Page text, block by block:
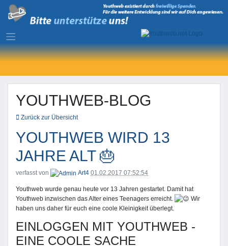
YOUTHWEB-BLOG
Zurück zur Übersicht
YOUTHWEB WIRD 13
JAHRE ALT 🎂
verfasst von Art4 01.02.2017 07:52:54
Youthweb wurde genau heute vor 13 Jahren gestartet. Damit hat
Youthweb inzwischen das Alter eines Teenagers erreicht.
Wir
haben uns daher für euch eine coole Kleinigkeit überlegt.
EINLOGGEN MIT YOUTHWEB -
EINE COOLE SACHE